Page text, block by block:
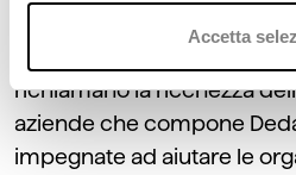
Accetta
richiamano la ricchezza
aziende che compone
impegnate ad aiutare le